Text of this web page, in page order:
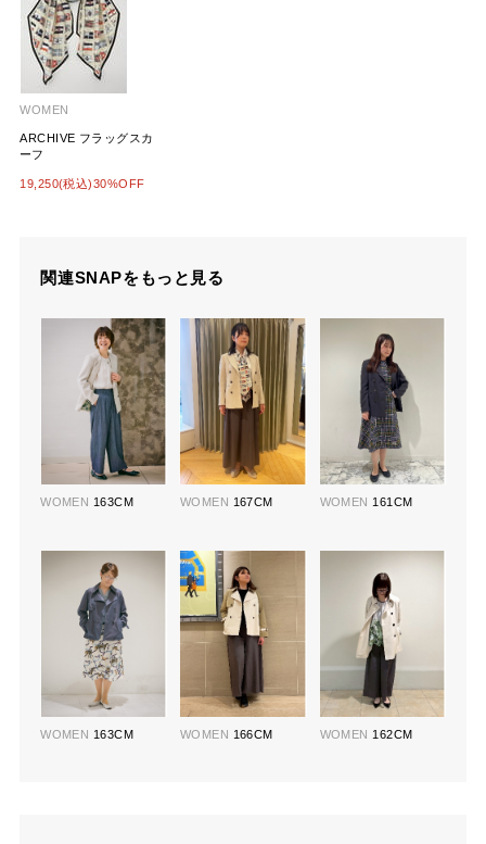
WOMEN
ARCHIVE フラッグスカ
ーフ
19,250(税込)30%OFF
関連SNAPをもっと見る
WOMEN 163CM WOMEN 167CM WOMEN 161CM
WOMEN 163CM WOMEN 166CM WOMEN 162CM